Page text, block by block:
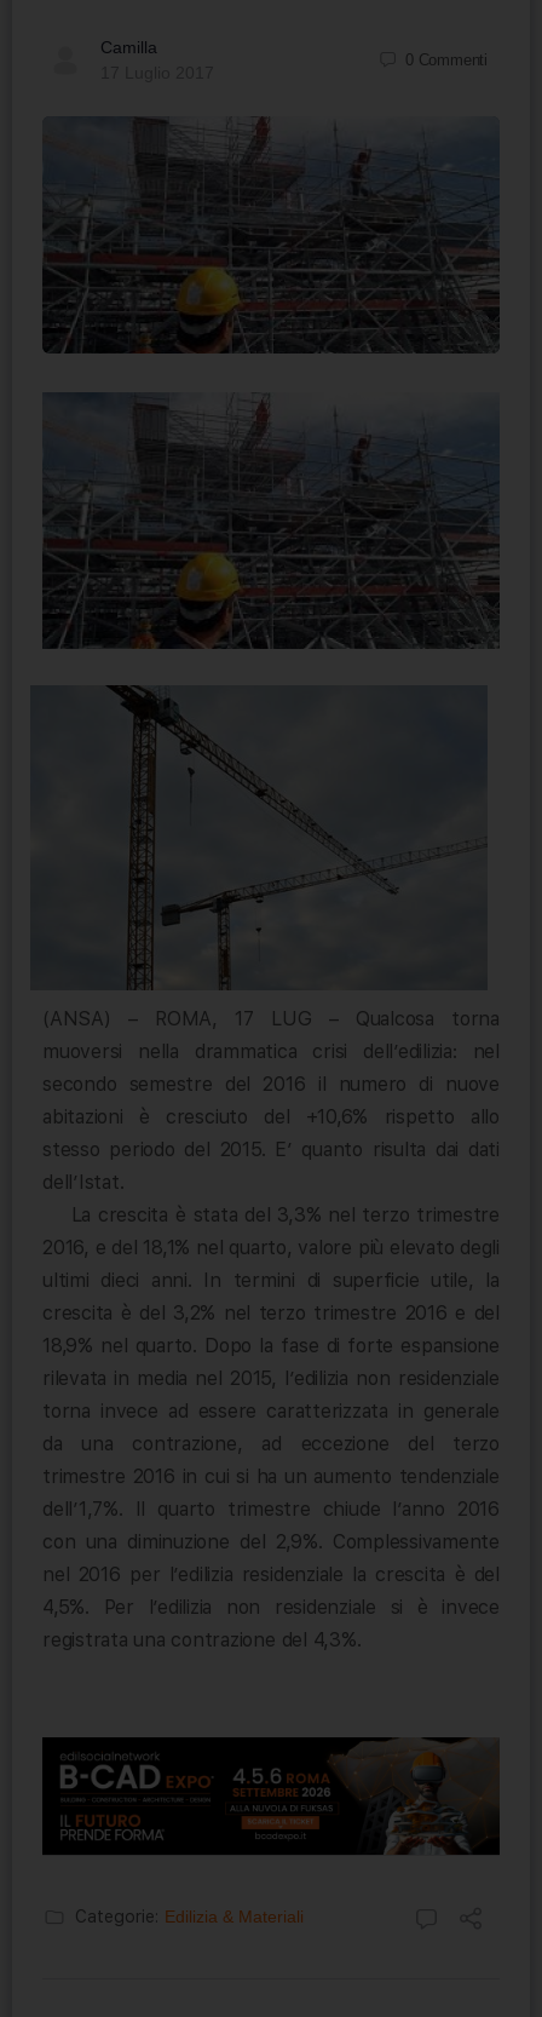
Camilla
0 Commenti
(ANSA) – ROMA, 17 LUG – Qualcosa torna
muoversi nella drammatica crisi dell’edilizia: nel
secondo semestre del 2016 il numero di nuove
abitazioni è cresciuto del +10,6% rispetto allo
stesso periodo del 2015. E’ quanto risulta dai dati
dell’Istat.
La crescita è stata del 3,3% nel terzo trimestre
2016, e del 18,1% nel quarto, valore più elevato degli
ultimi dieci anni. In termini di superficie utile, la
crescita è del 3,2% nel terzo trimestre 2016 e del
18,9% nel quarto. Dopo la fase di forte espansione
rilevata in media nel 2015, l’edilizia non residenziale
torna invece ad essere caratterizzata in generale
da una contrazione, ad eccezione del terzo
trimestre 2016 in cui si ha un aumento tendenziale
dell’1,7%. Il quarto trimestre chiude l’anno 2016
con una diminuzione del 2,9%. Complessivamente
nel 2016 per l’edilizia residenziale la crescita è del
4,5%. Per l’edilizia non residenziale si è invece
registrata una contrazione del 4,3%.
Categorie: Edilizia & Materiali